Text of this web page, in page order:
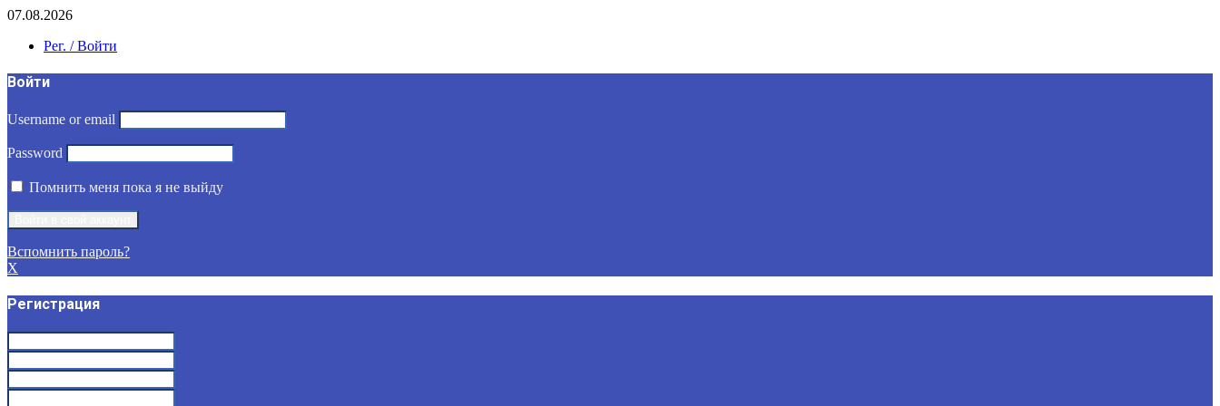
07.08.2026
Рег. / Войти
Войти
Username or email
Password
Помнить меня пока я не выйду
Вспомнить пароль?
X
Регистрация